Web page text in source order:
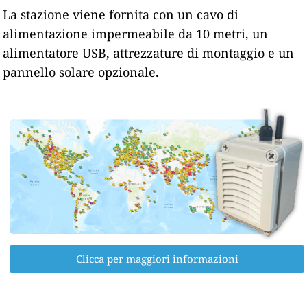
La stazione viene fornita con un cavo di
alimentazione impermeabile da 10 metri, un
alimentatore USB, attrezzature di montaggio e un
pannello solare opzionale.
Clicca per maggiori informazioni